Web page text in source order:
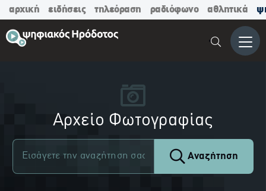
αρχική ειδήσεις τηλεόραση ραδιόφωνο αθλητικά
Μενού
Αρχείο Φωτογραφίας
Αναζήτηση